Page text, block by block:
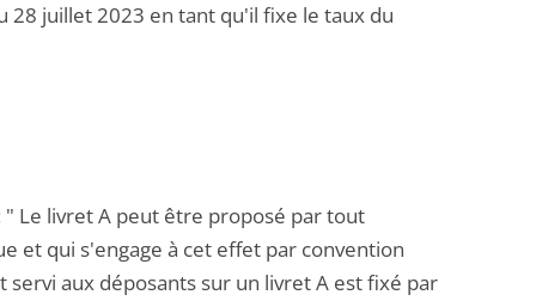
28 juillet 2023 en tant qu'il fixe le taux du
Le livret A peut être proposé par tout
et qui s'engage à cet effet par convention
aux déposants sur un livret A est fixé par